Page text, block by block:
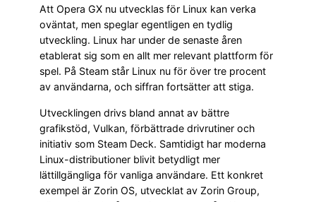
Att Opera GX nu utvecklas för Linux kan verka
oväntat, men speglar egentligen en tydlig
utveckling. Linux har under de senaste åren
etablerat sig som en allt mer relevant plattform för
spel. På Steam står Linux nu för över tre procent
av användarna, och siffran fortsätter att stiga.
Utvecklingen drivs bland annat av bättre
grafikstöd, Vulkan, förbättrade drivrutiner och
initiativ som Steam Deck. Samtidigt har moderna
Linux-distributioner blivit betydligt mer
lättillgängliga för vanliga användare. Ett konkret
exempel är Zorin OS, utvecklat av Zorin Group,